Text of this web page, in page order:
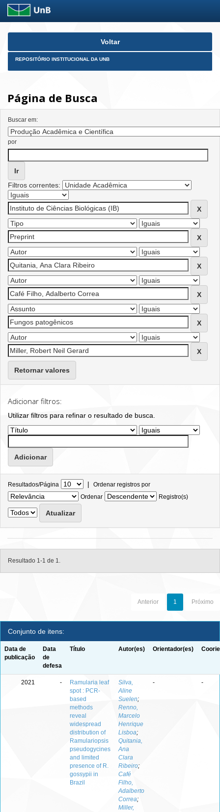
Skip
Voltar
REPOSITÓRIO INSTITUCIONAL DA UNB
Página de Busca
Buscar em:
por
Filtros correntes:
Retornar valores
Adicionar filtros:
Utilizar filtros para refinar o resultado de busca.
Resultados/Página | Ordenar registros por
Ordenar
Registro(s)
Resultado 1-1 de 1.
Anterior 1 Próximo
Conjunto de itens:
Data de
publicação
Data
de
defesa
Título Autor(es) Orientador(es)
2021 -
Ramularia leaf
spot : PCR-
based
methods
reveal
widespread
distribution of
Ramulariopsis
pseudogycines
and limited
presence of R.
gossypii in
Brazil
Silva,
Aline
Suelen;
Renno,
Marcelo
Henrique
Lisboa;
Quitania,
Ana
Clara
Ribeiro;
Café
Filho,
Adalberto
Correa;
Miller,
- -